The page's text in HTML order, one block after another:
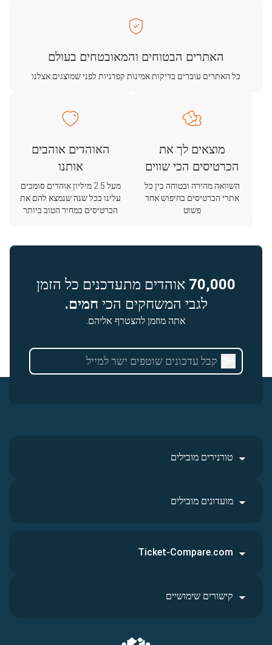
האתרים הבטוחים והמאובטחים בעולם
כל האתרים עוברים בדיקות אמינות קפדניות לפני שמוצגים אצלנו
מוצאים לך את
הכרטיסים הכי שווים
השוואה מהירה ובטוחה בין כל
אתרי הכרטיסים בחיפוש אחד
פשוט
האוהדים אוהבים
אותנו
מעל 2.5 מיליון אוהדים סומכים
עלינו בכל שנה שנמצא להם את
הכרטיסים במחיר הטוב ביותר
70,000 אוהדים מתעדכנים כל הזמן
לגבי המשחקים הכי חמים.
אתה מוזמן להצטרף אליהם.
טורנירים מובילים
מועדונים מובילים
Ticket-Compare.com
קישורים שימושיים